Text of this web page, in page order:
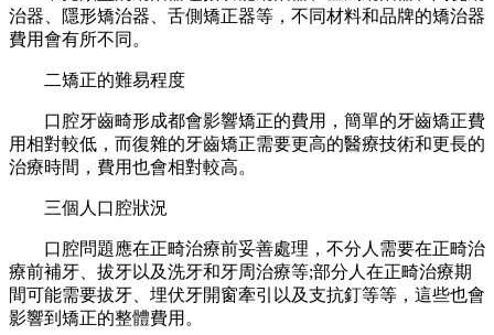
治器、隱形矯治器、舌側矯正器等，不同材料和品牌的矯治器
費用會有所不同。
二矯正的難易程度
口腔牙齒畸形成都會影響矯正的費用，簡單的牙齒矯正費
用相對較低，而復雜的牙齒矯正需要更高的醫療技術和更長的
治療時間，費用也會相對較高。
三個人口腔狀況
口腔問題應在正畸治療前妥善處理，不分人需要在正畸治
療前補牙、拔牙以及洗牙和牙周治療等;部分人在正畸治療期
間可能需要拔牙、埋伏牙開窗牽引以及支抗釘等等，這些也會
影響到矯正的整體費用。